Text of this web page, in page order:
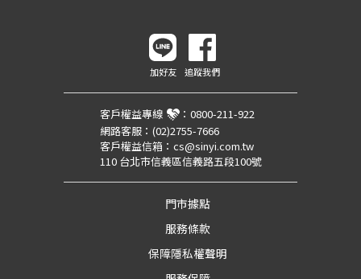
加好友 追蹤我們
客戶權益專線 ： 0800-211-922
網路客服： (02)2755-7666
客戶權益信箱： cs@sinyi.com.tw
110 台北市信義區信義路五段100號
門市據點
服務條款
保障隱私權聲明